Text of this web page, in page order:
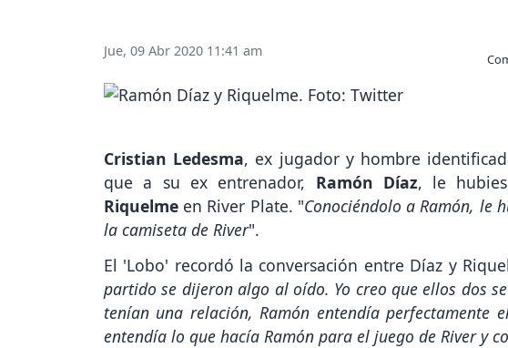
Jue, 09 Abr 2020 11:41 am
Cristian Ledesma, ex jugador y hombre
que a su ex entrenador, Ramón Díaz, le
Riquelme en River Plate. "Conociéndolo a Ramón, le
la camiseta de River".
El 'Lobo' recordó la conversación entre Díaz y
partido se dijeron algo al oído. Yo creo que ellos dos
tenían una relación, Ramón entendía perfectamente
entendía lo que hacía Ramón para el juego de River y